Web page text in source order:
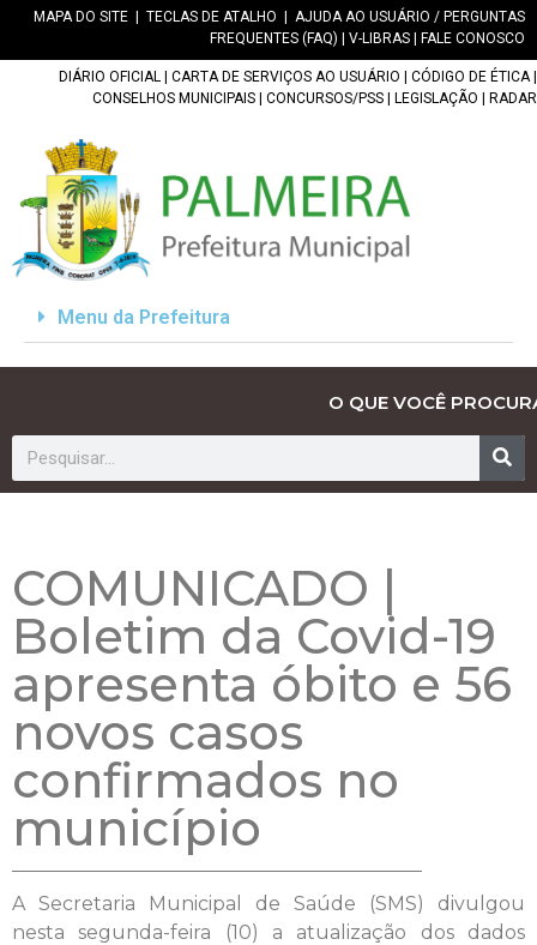
MAPA DO SITE TECLAS DE ATALHO
AJUDA AO USUÁRIO / PERGUNTAS
FREQUENTES (FAQ)
V-LIBRAS FALE CONOSCO
DIÁRIO OFICIAL CARTA DE SERVIÇOS AO USUÁRIO CÓDIGO DE ÉTICA|
CONSELHOS MUNICIPAIS
CONCURSOS/PSS LEGISLAÇÃO RADAR
Menu da Prefeitura
O QUE VOCÊ
COMUNICADO |
Boletim da Covid-19
apresenta óbito e 56
novos casos
confirmados no
município
A Secretaria Municipal de Saúde (SMS) divulgou
nesta segunda-feira (10) a atualização dos dados